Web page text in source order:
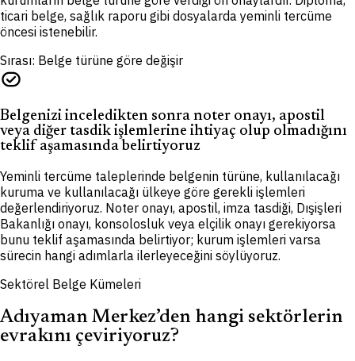
ticari belge, sağlık raporu gibi dosyalarda yeminli tercüme
öncesi istenebilir.
Sırası: Belge türüne göre değişir
task_alt
Belgenizi inceledikten sonra noter onayı, apostil
veya diğer tasdik işlemlerine ihtiyaç olup olmadığını
teklif aşamasında belirtiyoruz
Yeminli tercüme taleplerinde belgenin türüne, kullanılacağı
kuruma ve kullanılacağı ülkeye göre gerekli işlemleri
değerlendiriyoruz. Noter onayı, apostil, imza tasdiği, Dışişleri
Bakanlığı onayı, konsolosluk veya elçilik onayı gerekiyorsa
bunu teklif aşamasında belirtiyor; kurum işlemleri varsa
sürecin hangi adımlarla ilerleyeceğini söylüyoruz.
Sektörel Belge Kümeleri
Adıyaman Merkez’den hangi sektörlerin
evrakını çeviriyoruz?